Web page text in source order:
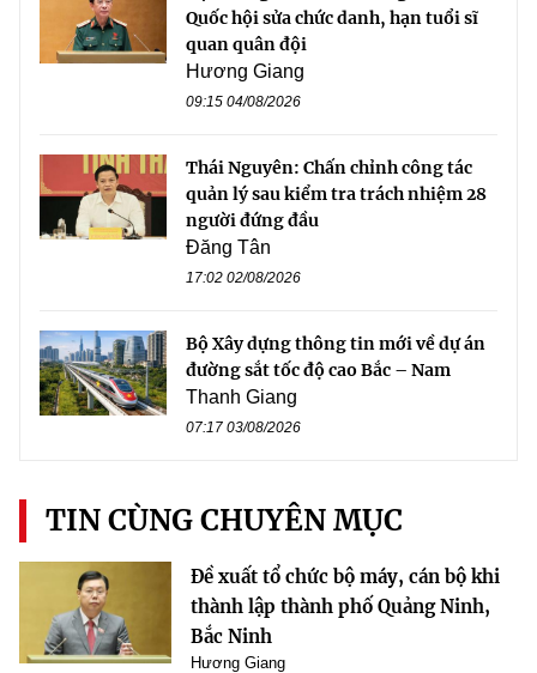
Quốc hội sửa chức danh, hạn tuổi sĩ
quan quân đội
Hương Giang
09:15 04/08/2026
Thái Nguyên: Chấn chỉnh công tác
quản lý sau kiểm tra trách nhiệm 28
người đứng đầu
Đăng Tân
17:02 02/08/2026
Bộ Xây dựng thông tin mới về dự án
đường sắt tốc độ cao Bắc – Nam
Thanh Giang
07:17 03/08/2026
TIN CÙNG CHUYÊN MỤC
Đề xuất tổ chức bộ máy, cán bộ khi
thành lập thành phố Quảng Ninh,
Bắc Ninh
Hương Giang